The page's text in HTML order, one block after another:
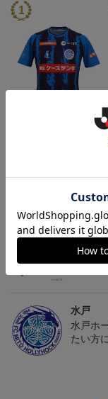
（Sｰ3XL）2026/27 オー
トピックス
水戸
こだわ
の必須
水戸
水戸ホ
たい方